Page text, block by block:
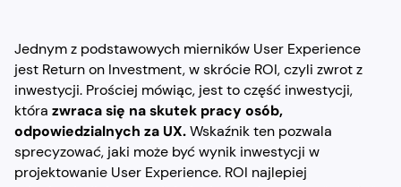
Jednym z podstawowych mierników User Experience
jest Return on Investment, w skrócie ROI, czyli zwrot z
inwestycji. Prościej mówiąc, jest to część inwestycji,
która zwraca się na skutek pracy osób,
odpowiedzialnych za UX.Wskaźnik ten pozwala
sprecyzować, jaki może być wynik inwestycji w
projektowanie User Experience. ROI najlepiej